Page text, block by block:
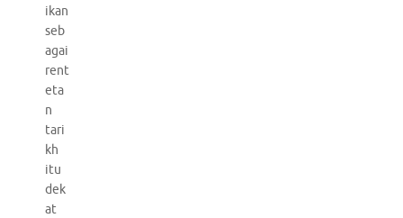
ikan
seb
agai
rent
eta
n
tari
kh
itu
dek
at